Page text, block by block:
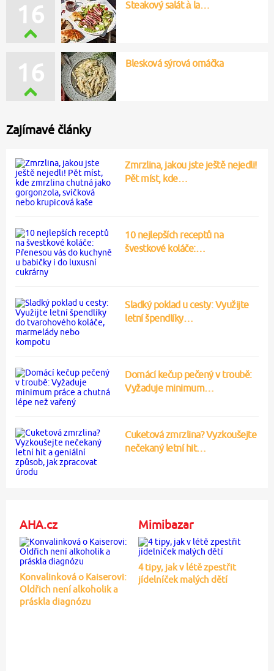
16 Steakový salát à la…
16 Blesková sýrová omáčka
Zajímavé články
Zmrzlina, jakou jste ještě nejedli!
Pět míst, kde…
10 nejlepších receptů na
švestkové koláče:…
Sladký poklad u cesty: Využijte
letní špendlíky…
Domácí kečup pečený v troubě:
Vyžaduje minimum…
Cuketová zmrzlina? Vyzkoušejte
nečekaný letní hit…
AHA.cz
Konvalinková o Kaiserovi:
Oldřich není alkoholik a
práskla diagnózu
Mimibazar
4 tipy, jak v létě zpestřit
jídelníček malých dětí